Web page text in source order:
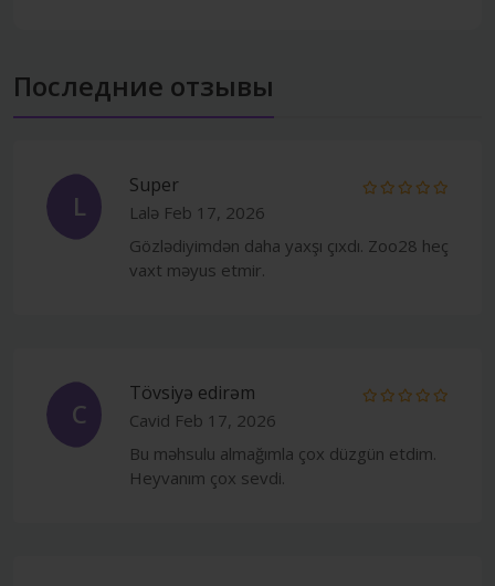
Последние отзывы
L
Super
Lalə Feb 17, 2026
Gözlədiyimdən daha yaxşı çıxdı. Zoo28 heç
vaxt məyus etmir.
C
Tövsiyə edirəm
Cavid Feb 17, 2026
Bu məhsulu almağımla çox düzgün etdim.
Heyvanım çox sevdi.